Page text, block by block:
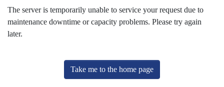
The server is temporarily unable to service your request due to
maintenance downtime or capacity problems. Please try again
later.
Take me to the home page